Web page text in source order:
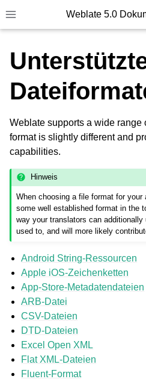
Toggle site navigation sidebar
Weblate 5.0
Weblate supports a wide range
format is slightly different and
capabilities.
Hinweis
When choosing a file format for your
some well established format in the
way your translators can
used to, and will more likely
Android String-Ressourcen
Apple iOS-Zeichenketten
App-Store-Metadatendateien
ARB-Datei
CSV-Dateien
DTD-Dateien
Excel Open XML
Flat XML-Dateien
Fluent-Format